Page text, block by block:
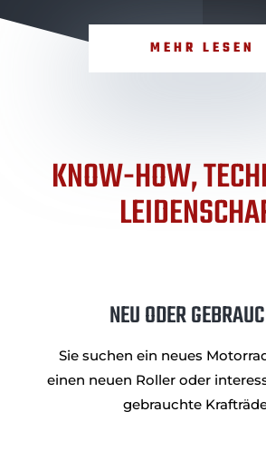
MEHR LESEN
KNOW-HOW,
NEU ODER
Sie suchen ein neues
einen neuen Roller oder
gebrauchte